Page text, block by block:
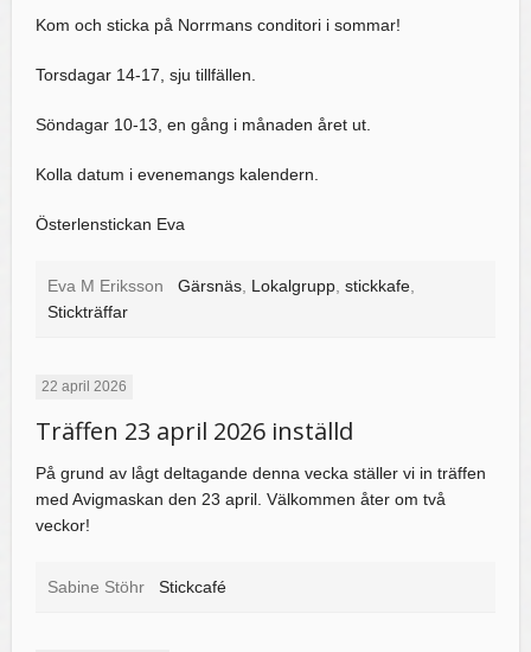
Kom och sticka på Norrmans conditori i sommar!
Torsdagar 14-17, sju tillfällen.
Söndagar 10-13, en gång i månaden året ut.
Kolla datum i evenemangs kalendern.
Österlenstickan Eva
Eva M Eriksson Gärsnäs Lokalgrupp stickkafe
Stickträffar
22 april 2026
Träffen 23 april 2026 inställd
På grund av lågt deltagande denna vecka ställer vi in träffen
med Avigmaskan den 23 april. Välkommen åter om två
veckor!
Sabine Stöhr Stickcafé